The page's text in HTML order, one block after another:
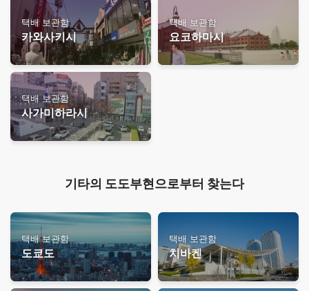
택배 보관함
카와사키시
택배 보관함
요코하마시
택배 보관함
사가미하라시
기타의 도도부현으로부터 찾는다
택배 보관함
도쿄도
택배 보관함
치바켄